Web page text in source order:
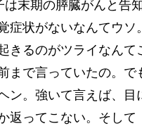
末期の膵臓がんと告
症状がないなんてウソ
起きるのがツライなん
まで言っていたの。
ン。強いて言えば、
返ってこない。そし